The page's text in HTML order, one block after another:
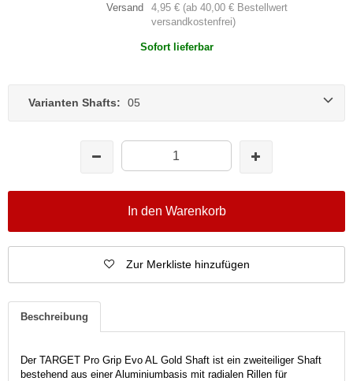
Versand
4,95 € (ab 40,00 € Bestellwert
versandkostenfrei)
Sofort lieferbar
Varianten Shafts: 05
In den Warenkorb
Zur Merkliste hinzufügen
Beschreibung
Der TARGET Pro Grip Evo AL Gold Shaft ist ein zweiteiliger Shaft
bestehend aus einer Aluminiumbasis mit radialen Rillen für